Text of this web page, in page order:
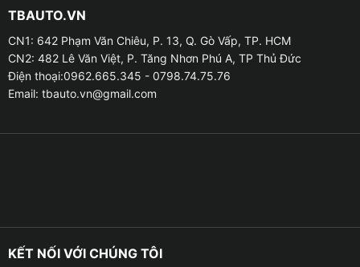
Các tính năng nổi bật của màn hình Zestech ZT13 2K
360
Khi lắp đặt màn hình này trên Xpander 2023, chủ xe sẽ
– Độ phân giải 2K Ultra HD giúp hiển thị hình ảnh rõ
TBAUTO.VN
CN1: 642 Phạm Văn Chiêu, P. 13, Q. Gò Vấp, TP. HCM
CN2: 482 Lê Văn Việt, P. Tăng Nhơn Phú A, TP Thủ Đức
Điện thoại:0962.665.345 - 0798.74.75.76
Email: tbauto.vn@gmail.com
KẾT NỐI VỚI CHÚNG TÔI